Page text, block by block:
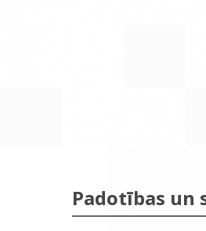
Padotības un